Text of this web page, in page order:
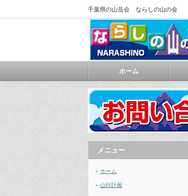
千葉県の山岳会 ならしの山の会
ホーム
メニュー
ホーム
山行計画